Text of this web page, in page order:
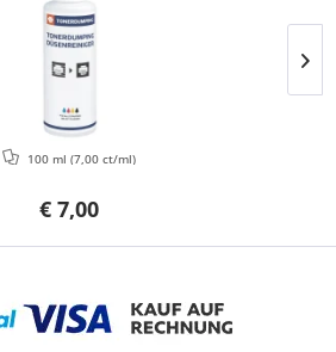
€ 7,00
100 ml (7,00 ct/ml)